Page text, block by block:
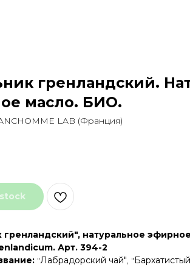
гренландский.
масло. БИО.
LAB (Франция)
гренландский", натуральное
Арт. 394-2
"Лабрадорский чай", "